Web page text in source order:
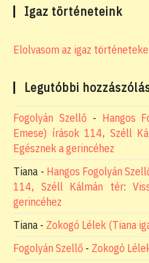
Igaz történeteink
Elolvasom az igaz
Legutóbbi
Fogolyán Szellő - Hangos
Emese) írások 114, Széll
Egésznek a gerincéhez
Tiana - Hangos Fogolyán
114, Széll Kálmán tér:
gerincéhez
Tiana - Zokogó Lélek (Tiana
Fogolyán Szellő - Zokogó